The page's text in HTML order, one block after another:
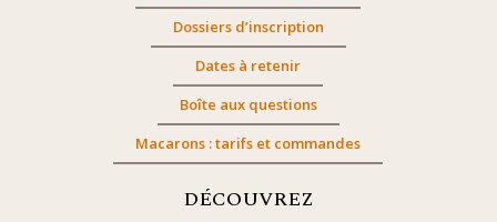
Dossiers d’inscription
Dates à retenir
Boîte aux questions
Macarons : tarifs et commandes
DÉCOUVREZ